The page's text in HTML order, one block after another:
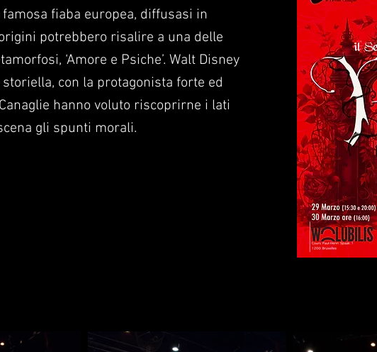
fiaba europea, diffusasi in
potrebbero risalire a una delle
‘Amore e Psiche’. Walt Disney
con la protagonista forte ed
hanno voluto riscoprirne i lati
gli spunti morali.